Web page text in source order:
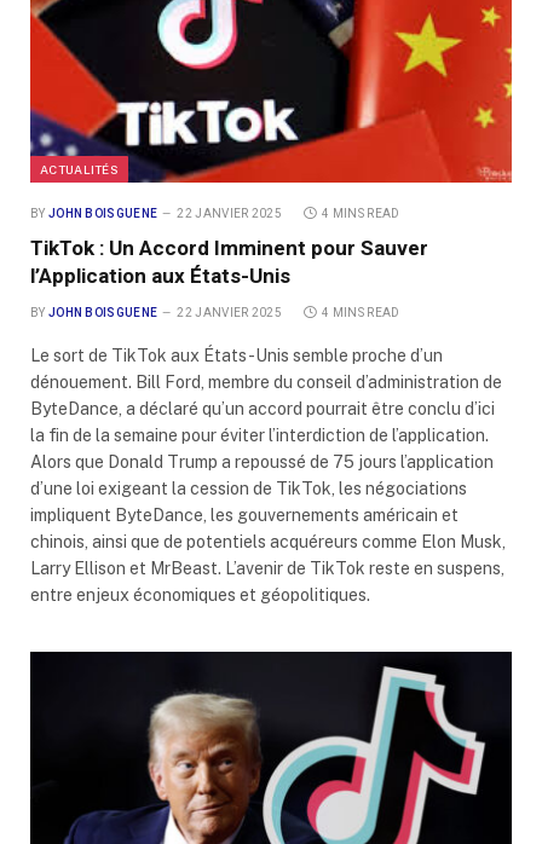
ACTUALITÉS
BY JOHN BOISGUENE 22 JANVIER 2025 4 MINS READ
TikTok : Un Accord Imminent pour Sauver
l’Application aux États-Unis
BY JOHN BOISGUENE 22 JANVIER 2025 4 MINS READ
Le sort de TikTok aux États-Unis semble proche d’un
dénouement. Bill Ford, membre du conseil d’administration de
ByteDance, a déclaré qu’un accord pourrait être conclu d’ici
la fin de la semaine pour éviter l’interdiction de l’application.
Alors que Donald Trump a repoussé de 75 jours l’application
d’une loi exigeant la cession de TikTok, les négociations
impliquent ByteDance, les gouvernements américain et
chinois, ainsi que de potentiels acquéreurs comme Elon Musk,
Larry Ellison et MrBeast. L’avenir de TikTok reste en suspens,
entre enjeux économiques et géopolitiques.